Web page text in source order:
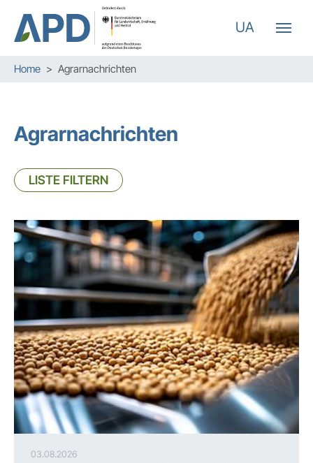
Zum Hauptinhalt springen
Skip to page footer
UA
Sie sind hier:
Home Agrarnachrichten
Agrarnachrichten
LISTE FILTERN
03.08.2026